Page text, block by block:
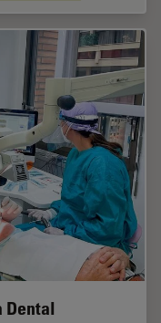
Dental